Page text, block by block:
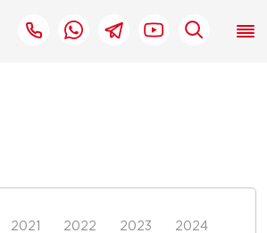
2021 2022 2023
2024